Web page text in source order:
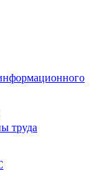
труда